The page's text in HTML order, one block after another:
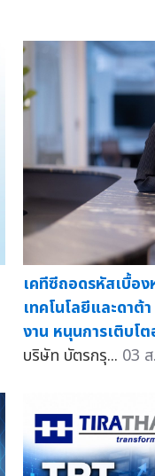
เคทีซีถอดรหัสเบื้อง
เทคโนโลยีและดาต้
งาน หนุนการเติบโ
บริษัท บัตรกรุ... 03